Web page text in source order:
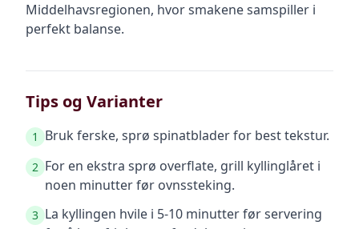
Middelhavsregionen, hvor smakene samspiller i
perfekt balanse.
Tips og Varianter
1 Bruk ferske, sprø spinatblader for best tekstur.
2 For en ekstra sprø overflate, grill kyllinglåret i
noen minutter før ovnssteking.
3 La kyllingen hvile i 5-10 minutter før servering